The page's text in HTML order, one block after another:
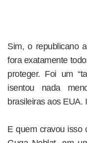
Sim, o republicano
fora exatamente
proteger. Foi um
isentou nada
brasileiras aos EUA.
E quem cravou isso